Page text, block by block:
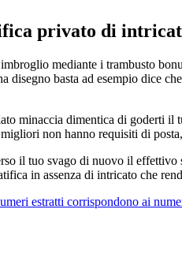
privato di
mediante i trambusto
disegno basta ad esempio dice
minaccia dimentica di goderti il
non hanno requisiti di
il tuo svago di nuovo il
in assenza di intricato che
estratti corrispondono ai